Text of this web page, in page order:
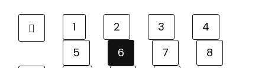
1 2 3
4
5
6 7
8